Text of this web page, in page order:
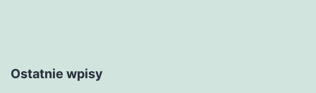
Ostatnie wpisy